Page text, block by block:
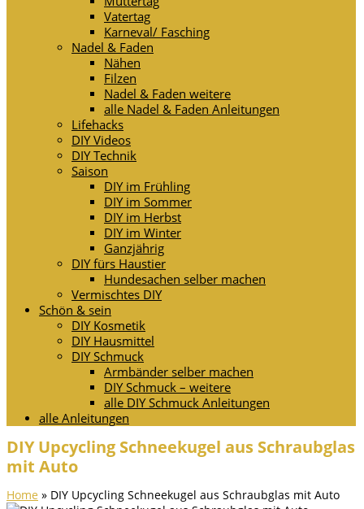
Vatertag
Karneval/ Fasching
Nadel & Faden
Nähen
Filzen
Nadel & Faden weitere
alle Nadel & Faden Anleitungen
Lifehacks
DIY Videos
DIY Technik
Saison
DIY im Frühling
DIY im Sommer
DIY im Herbst
DIY im Winter
Ganzjährig
DIY fürs Haustier
Hundesachen selber machen
Vermischtes DIY
Schön & sein
DIY Kosmetik
DIY Hausmittel
DIY Schmuck
Armbänder selber machen
DIY Schmuck – weitere
alle DIY Schmuck Anleitungen
alle Anleitungen
DIY Upcycling Schneekugel aus Schraubglas
mit Auto
Home » DIY Upcycling Schneekugel aus Schraubglas mit Auto